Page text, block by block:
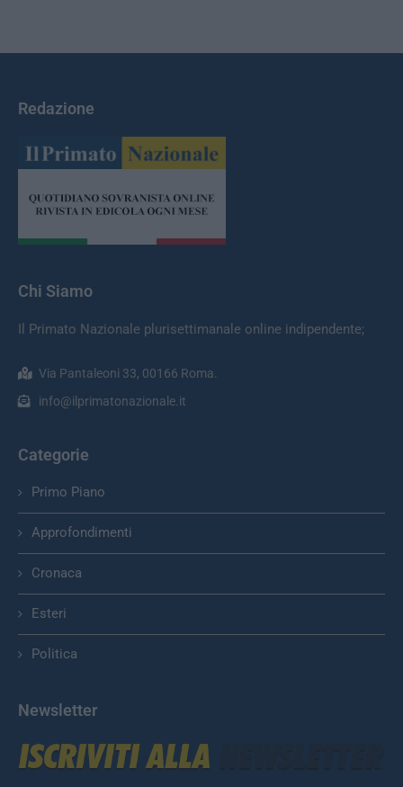
Redazione
Chi Siamo
Il Primato Nazionale plurisettimanale online indipendente;
Via Pantaleoni 33, 00166 Roma.
info@ilprimatonazionale.it
Categorie
Primo Piano
Approfondimenti
Cronaca
Esteri
Politica
Newsletter